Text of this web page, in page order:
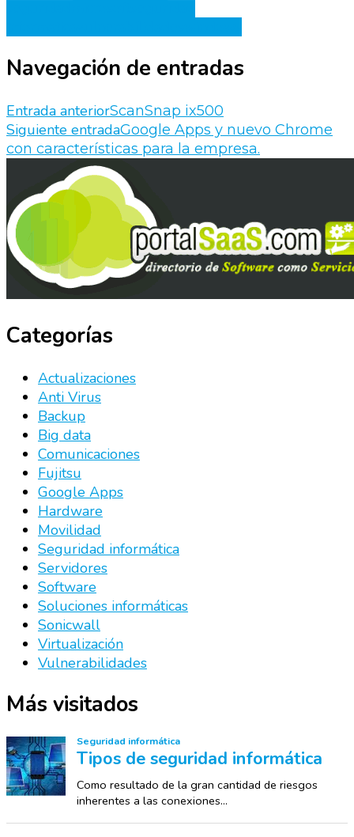
Navegación de entradas
Entrada anteriorScanSnap ix500
Siguiente entradaGoogle Apps y nuevo Chrome
con características para la empresa.
Categorías
Actualizaciones
Anti Virus
Backup
Big data
Comunicaciones
Fujitsu
Google Apps
Hardware
Movilidad
Seguridad informática
Servidores
Software
Soluciones informáticas
Sonicwall
Virtualización
Vulnerabilidades
Más visitados
Seguridad informática
Tipos de seguridad informática
Como resultado de la gran cantidad de riesgos
inherentes a las conexiones...